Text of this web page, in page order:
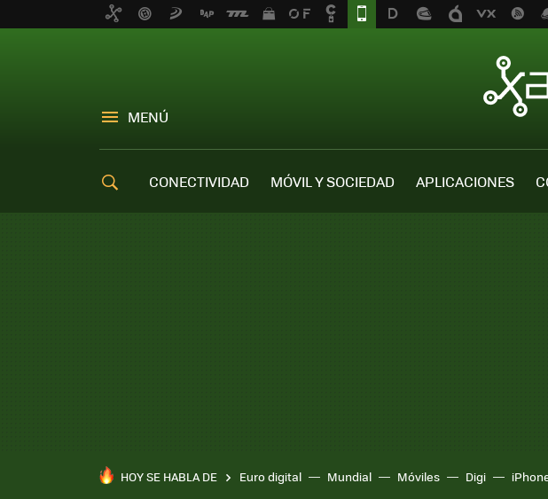
MENÚ
CONECTIVIDAD MÓVIL Y SOCIEDAD APLICACIONES
HOY SE HABLA DE Euro digital Mundial Móviles Digi